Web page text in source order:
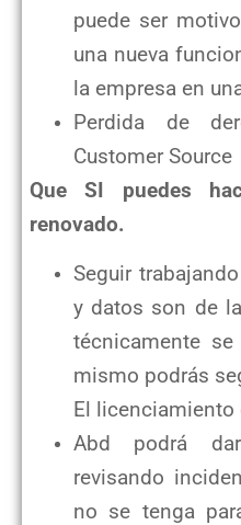
puede ser
una nueva
la empresa en
Perdida de
Customer Source
Que SI puedes
renovado.
Seguir
y datos son de
técnicamente
mismo podrás
El licenciamiento
Abd podrá
revisando
no se tenga